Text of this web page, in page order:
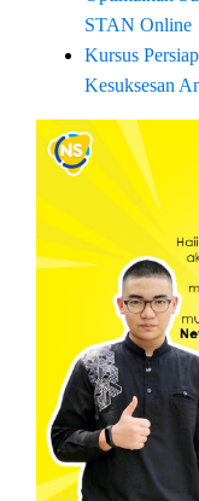
STAN Online
Kursus
Kesuksesan